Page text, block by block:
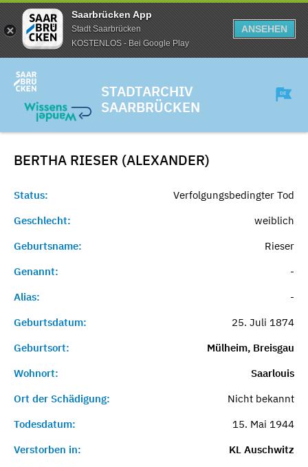
Saarbrücken App
Stadt Saarbrücken
KOSTENLOS - Bei Google Play
ANSEHEN
STADTARCHIV
SAARBRÜCKEN
BERTHA RIESER (ALEXANDER)
Status:
Verfolgungsbedingter Tod
Geschlecht:
weiblich
Geburtsname:
Rieser
Genannt:
-
Alias:
-
Geburtsdatum:
25. Juli 1874
Geburtsort:
Mülheim, Breisgau
Wohnort:
Saarlouis
Ort der Schädigung:
Nicht bekannt
Todesdatum:
15. Mai 1944
Verstorben in:
KL Auschwitz